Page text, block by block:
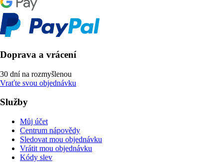
Doprava a vrácení
30 dní na rozmyšlenou
Vraťte svou objednávku
Služby
Můj účet
Centrum nápovědy
Sledovat mou objednávku
Vrátit mou objednávku
Kódy slev